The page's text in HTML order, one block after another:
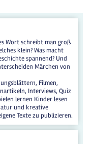
Wort schreibt man groß
klein? Was macht
spannend? Und
Märchen von
Filmen,
Interviews, Quiz
lernen Kinder lesen
und kreative
Texte zu publizieren.